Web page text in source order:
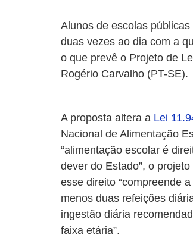
Alunos de escolas
duas vezes ao dia com a
o que prevê o Projeto de
Rogério Carvalho (PT-SE).
A proposta altera a Lei
Nacional de Alimentação
“alimentação escolar é
dever do Estado”, o
esse direito “compreende
menos duas refeições
ingestão diária
faixa etária”.